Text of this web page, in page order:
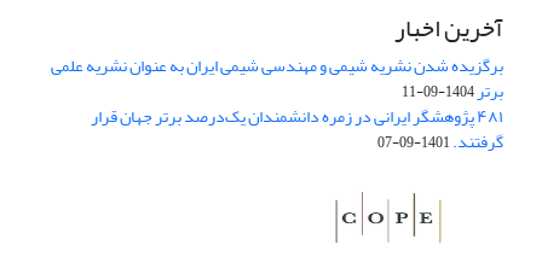
آخرین اخبار
برگزیده شدن نشریه شیمی و مهندسی شیمی ایران به عنوان نشریه علمی
برتر1404-09-11
۴۸۱ پژوهشگر ایرانی در زمره دانشمندان یک‌درصد برتر جهان قرار
گرفتند.1401-09-07